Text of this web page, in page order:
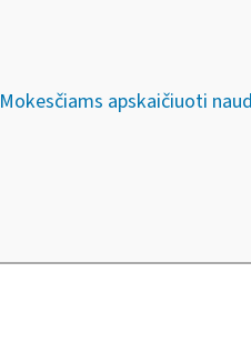
apskaičiuoti